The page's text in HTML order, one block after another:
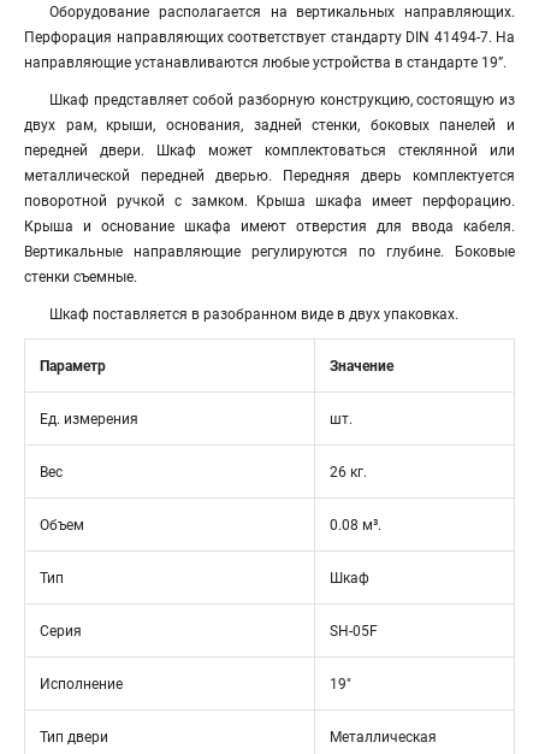
Оборудование располагается на вертикальных направляющих.
Перфорация направляющих соответствует стандарту DIN 41494-7. На
направляющие устанавливаются любые устройства в стандарте 19”.
Шкаф представляет собой разборную конструкцию, состоящую из
двух рам, крыши, основания, задней стенки, боковых панелей и
передней двери. Шкаф может комплектоваться стеклянной или
металлической передней дверью. Передняя дверь комплектуется
поворотной ручкой с замком. Крыша шкафа имеет перфорацию.
Крыша и основание шкафа имеют отверстия для ввода кабеля.
Вертикальные направляющие регулируются по глубине. Боковые
стенки съемные.
Шкаф поставляется в разобранном виде в двух упаковках.
Параметр Значение
Ед. измерения шт.
Вес 26 кг.
Объем 0.08 м³.
Тип Шкаф
Серия SH-05F
Исполнение 19"
Тип двери Металлическая